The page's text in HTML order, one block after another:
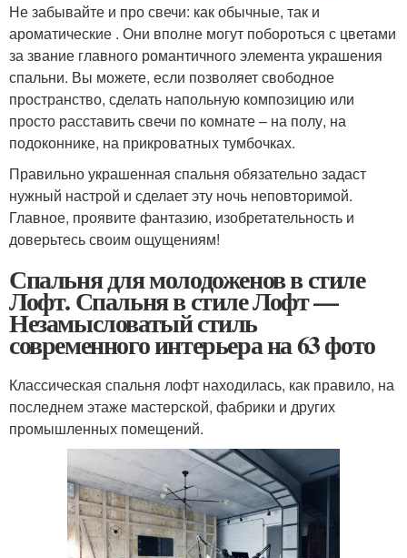
Не забывайте и про свечи: как обычные, так и
ароматические . Они вполне могут побороться с цветами
за звание главного романтичного элемента украшения
спальни. Вы можете, если позволяет свободное
пространство, сделать напольную композицию или
просто расставить свечи по комнате – на полу, на
подоконнике, на прикроватных тумбочках.
Правильно украшенная спальня обязательно задаст
нужный настрой и сделает эту ночь неповторимой.
Главное, проявите фантазию, изобретательность и
доверьтесь своим ощущениям!
Спальня для молодоженов в стиле
Лофт. Спальня в стиле Лофт —
Незамысловатый стиль
современного интерьера на 63 фото
Классическая спальня лофт находилась, как правило, на
последнем этаже мастерской, фабрики и других
промышленных помещений.